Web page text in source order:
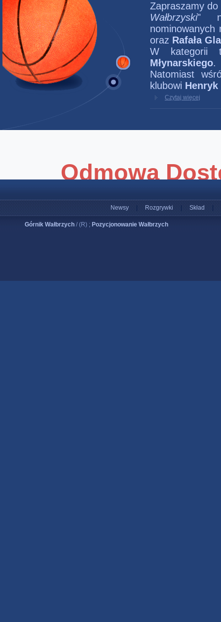
Zapraszamy do
Wałbrzyski"
oraz Rafała
W kategorii
Młynarskiego.
Natomiast
klubowi
Czytaj więcej
Newsy Rozgrywki Skład
Górnik Wałbrzych / (R) ; Pozycjonowanie Wałbrzych